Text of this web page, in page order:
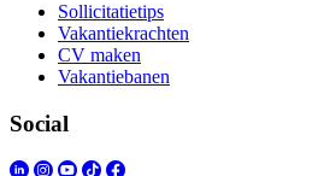
Sollicitatietips
Vakantiekrachten
CV maken
Vakantiebanen
Social